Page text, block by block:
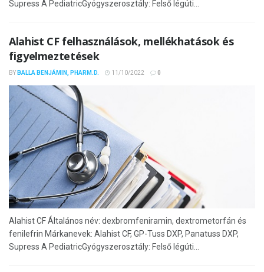
Supress A PediatricGyógyszerosztály: Felső légúti...
Alahist CF felhasználások, mellékhatások és
figyelmeztetések
BY BALLA BENJÁMIN, PHARM.D. 11/10/2022 0
Alahist CF Általános név: dexbromfeniramin, dextrometorfán és
fenilefrin Márkanevek: Alahist CF, GP-Tuss DXP, Panatuss DXP,
Supress A PediatricGyógyszerosztály: Felső légúti...